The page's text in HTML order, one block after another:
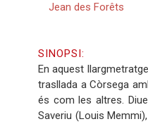
Jean des Forêts
SINOPSI:
En aquest
trasllada a Còrsega
és com les altres.
Saveriu (Louis